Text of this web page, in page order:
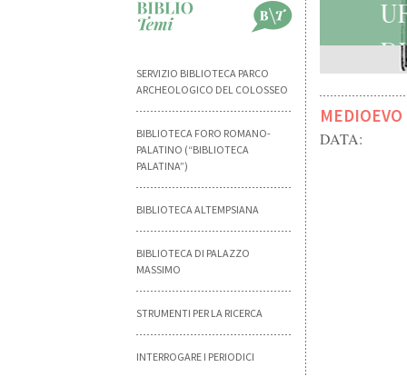
SERVIZIO BIBLIOTECA PARCO
ARCHEOLOGICO DEL COLOSSEO
BIBLIOTECA FORO ROMANO-
PALATINO (“BIBLIOTECA
PALATINA”)
BIBLIOTECA ALTEMPSIANA
BIBLIOTECA DI PALAZZO
MASSIMO
STRUMENTI PER LA RICERCA
INTERROGARE I PERIODICI
MEDIOEVO
DATA: